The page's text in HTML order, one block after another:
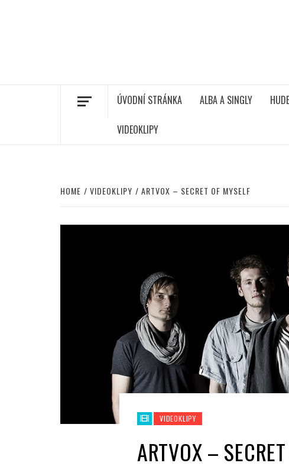
ÚVODNÍ STRÁNKA ALBA A SINGLY
VIDEOKLIPY
HOME VIDEOKLIPY ARTVOX – SECRET OF MYSELF
VIDEOKLIPY
ARTVOX –